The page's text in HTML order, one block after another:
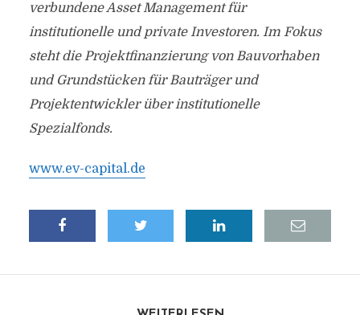
verbundene Asset Management für
institutionelle und private Investoren. Im Fokus
steht die Projektfinanzierung von Bauvorhaben
und Grundstücken für Bauträger und
Projektentwickler über institutionelle
Spezialfonds.
www.ev-capital.de